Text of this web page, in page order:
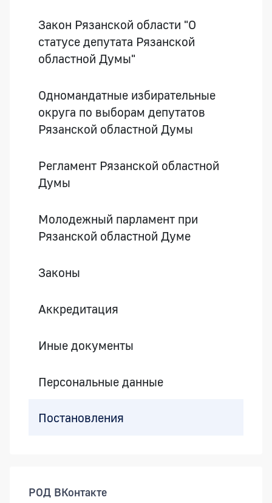
Закон Рязанской области "О
статусе депутата Рязанской
областной Думы"
Одномандатные избирательные
округа по выборам депутатов
Рязанской областной Думы
Регламент Рязанской областной
Думы
Молодежный парламент при
Рязанской областной Думе
Законы
Аккредитация
Иные документы
Персональные данные
Постановления
РОД ВКонтакте